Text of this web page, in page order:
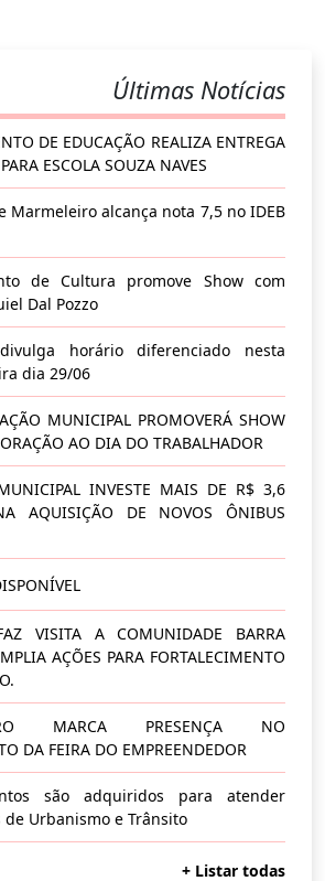
Últimas Notícias
DE EDUCAÇÃO REALIZA ENTREGA
ESCOLA SOUZA NAVES
Marmeleiro alcança nota 7,5 no IDEB
de Cultura promove Show com
Dal Pozzo
horário diferenciado nesta
dia 29/06
MUNICIPAL PROMOVERÁ SHOW
AO DIA DO TRABALHADOR
INVESTE MAIS DE R$ 3,6
AQUISIÇÃO DE NOVOS ÔNIBUS
VISITA A COMUNIDADE BARRA
AÇÕES PARA FORTALECIMENTO
MARCA PRESENÇA NO
DA FEIRA DO EMPREENDEDOR
são adquiridos para atender
Urbanismo e Trânsito
+ Listar todas